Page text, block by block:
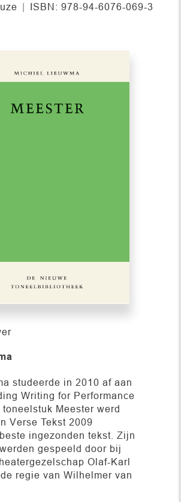
ISBN: 978-94-6076-069-3
studeerde in 2010 af aan
Writing for Performance
Meester werd
Verse Tekst 2009
ingezonden tekst. Zijn
gespeeld door bij
Olaf-Karl
regie van Wilhelmer van